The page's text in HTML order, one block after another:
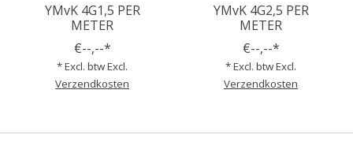
YMvK 4G1,5 PER
METER
€--,--*
* Excl. btw Excl.
Verzendkosten
YMvK 4G2,5 PER
METER
€--,--*
* Excl. btw Excl.
Verzendkosten